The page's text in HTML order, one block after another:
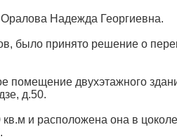
Надежда Георгиевна.
было принято решение о
помещение двухэтажного
д.50.
и расположена она в